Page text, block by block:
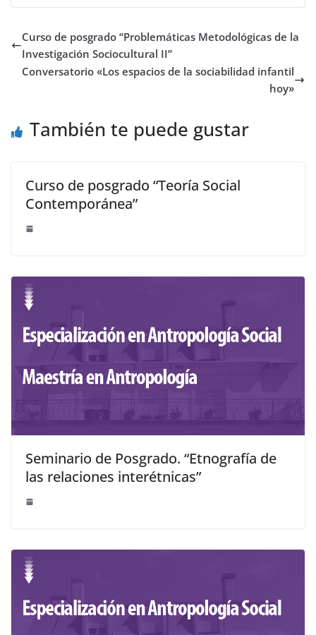
Curso de posgrado “Problemáticas Metodológicas de la
Investigación Sociocultural II”
Conversatorio «Los espacios de la sociabilidad infantil
hoy»
También te puede gustar
Curso de posgrado “Teoría Social
Contemporánea”
Seminario de Posgrado. “Etnografía de
las relaciones interétnicas”